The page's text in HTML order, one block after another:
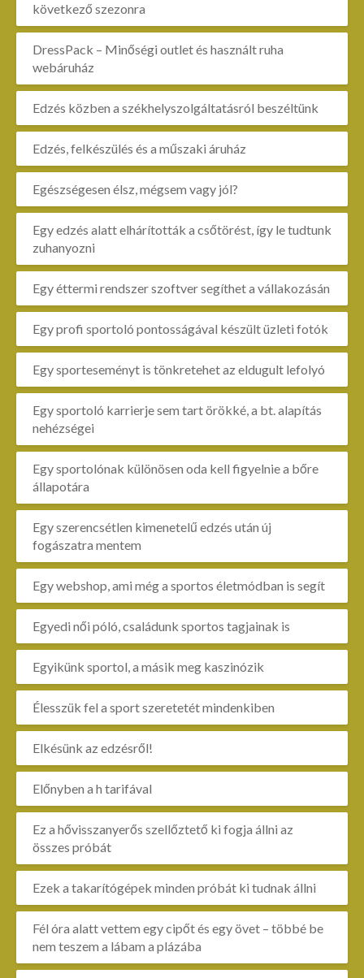
következő szezonra
DressPack – Minőségi outlet és használt ruha
webáruház
Edzés közben a székhelyszolgáltatásról beszéltünk
Edzés, felkészülés és a műszaki áruház
Egészségesen élsz, mégsem vagy jól?
Egy edzés alatt elhárították a csőtörést, így le tudtunk
zuhanyozni
Egy éttermi rendszer szoftver segíthet a vállakozásán
Egy profi sportoló pontosságával készült üzleti fotók
Egy sporteseményt is tönkretehet az eldugult lefolyó
Egy sportoló karrierje sem tart örökké, a bt. alapítás
nehézségei
Egy sportolónak különösen oda kell figyelnie a bőre
állapotára
Egy szerencsétlen kimenetelű edzés után új
fogászatra mentem
Egy webshop, ami még a sportos életmódban is segít
Egyedi női póló, családunk sportos tagjainak is
Egyikünk sportol, a másik meg kaszinózik
Élesszük fel a sport szeretetét mindenkiben
Elkésünk az edzésről!
Előnyben a h tarifával
Ez a hővisszanyerős szellőztető ki fogja állni az
összes próbát
Ezek a takarítógépek minden próbát ki tudnak állni
Fél óra alatt vettem egy cipőt és egy övet – többé be
nem teszem a lábam a plázába